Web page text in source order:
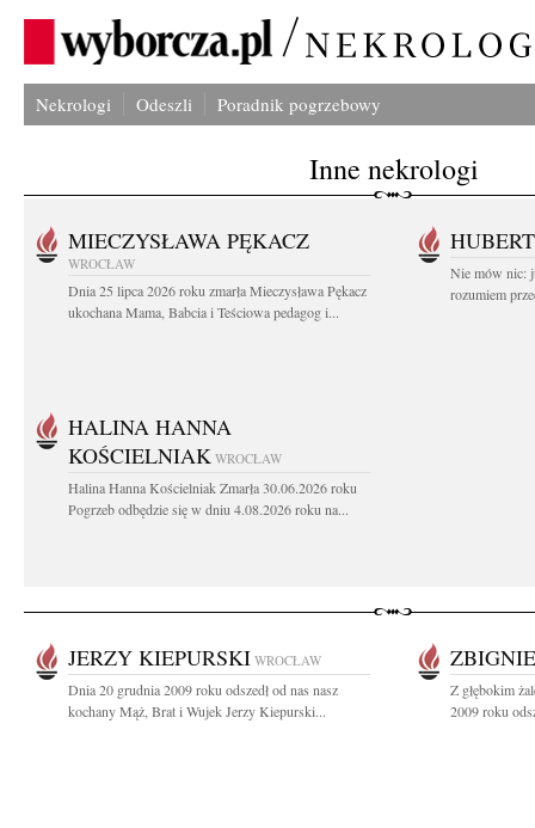
Nekrologi Odeszli Poradnik pogrzebowy
Inne nekrologi
MIECZYSŁAWA PĘKACZ
WROCŁAW
Dnia 25 lipca 2026 roku zmarła Mieczysława Pękacz
ukochana Mama, Babcia i Teściowa pedagog i...
Nie mów nic:
rozumiem
HALINA HANNA
KOŚCIELNIAK WROCŁAW
Halina Hanna Kościelniak Zmarła 30.06.2026 roku
Pogrzeb odbędzie się w dniu 4.08.2026 roku na...
JERZY KIEPURSKI WROCŁAW
Dnia 20 grudnia 2009 roku odszedł od nas nasz
kochany Mąż, Brat i Wujek Jerzy Kiepurski...
Z głębokim
2009 roku